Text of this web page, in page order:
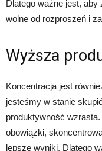
Dlatego ważne jest, aby
wolne od rozproszeń i
Wyższa
Koncentracja jest
jesteśmy w stanie
produktywność
obowiązki,
lepsze wyniki. Dlatego